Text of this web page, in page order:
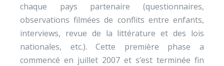
chaque pays partenaire (questionnaires,
observations filmées de conflits entre enfants,
interviews, revue de la littérature et des lois
nationales, etc.). Cette première phase a
commencé en juillet 2007 et s’est terminée fin